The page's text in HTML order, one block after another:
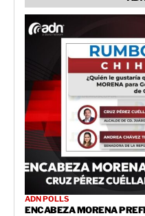
ADN POLLS
ENCABEZA MORENA